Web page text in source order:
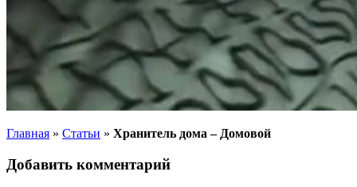
Главная » Статьи » Хранитель дома – Домовой
Добавить комментарий